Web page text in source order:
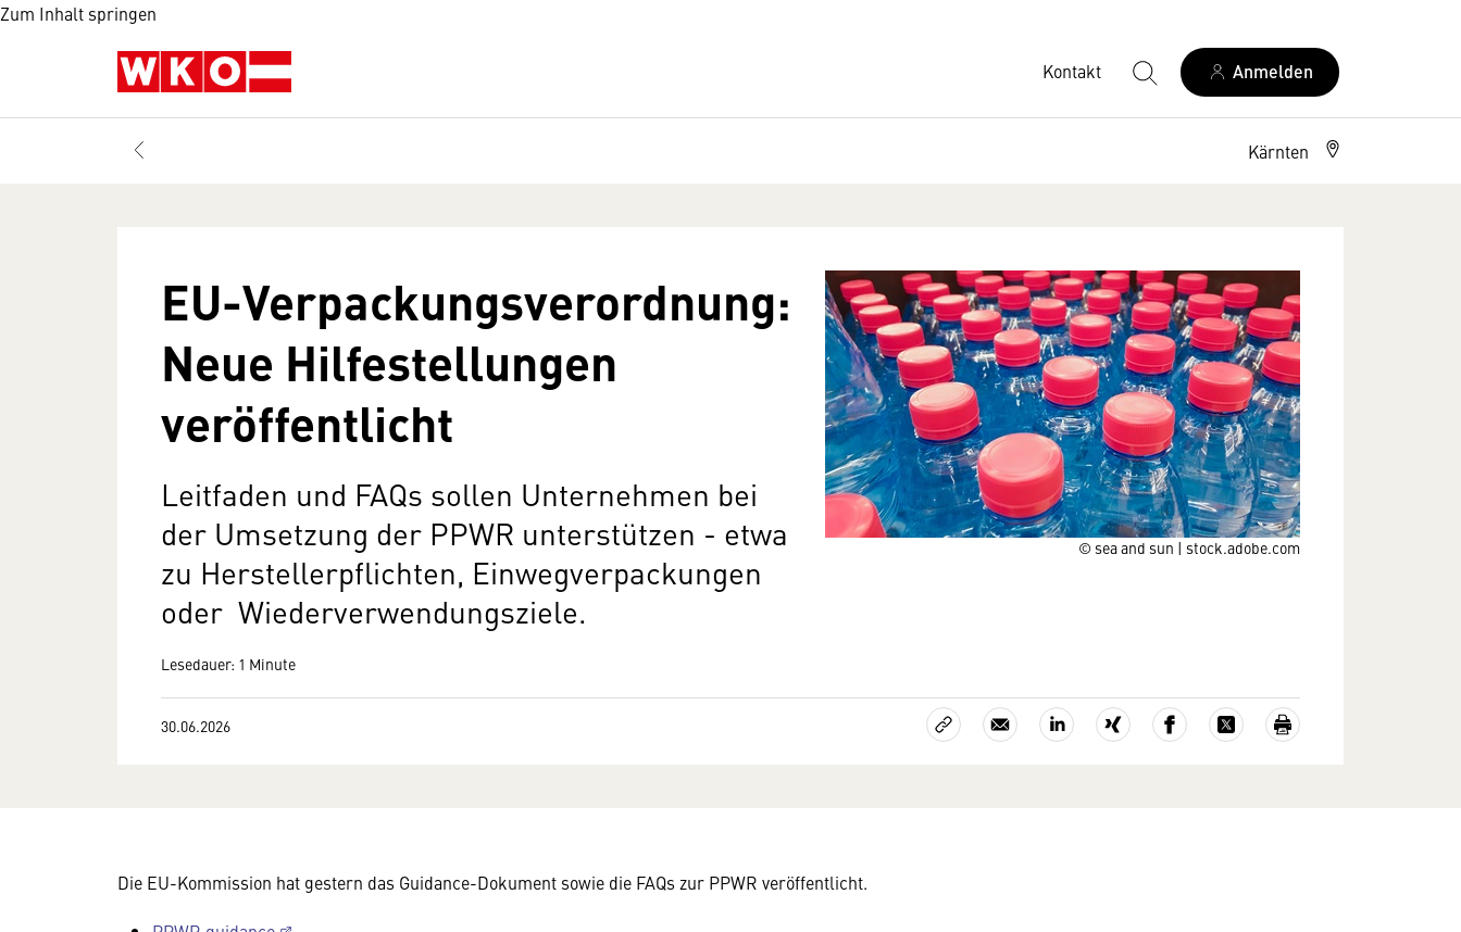
Zum Inhalt springen
Kontakt Anmelden
Kärnten
© sea and sun | stock.adobe.com
EU-Verpackungsverordnung:
Neue Hilfestellungen
veröffentlicht
Leitfaden und FAQs sollen Unternehmen bei
der Umsetzung der PPWR unterstützen - etwa
zu Herstellerpflichten, Einwegverpackungen
oder Wiederverwendungsziele.
Lesedauer: 1 Minute
30.06.2026
Die EU-Kommission hat gestern das Guidance-Dokument sowie die FAQs zur PPWR veröffentlicht.